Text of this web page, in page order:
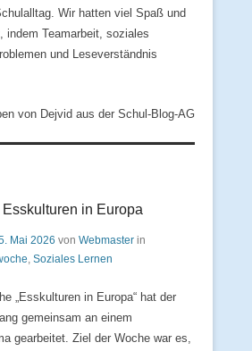
Wir hatten viel Spaß und
indem Teamarbeit, soziales
und Leseverständnis
von Dejvid aus der Schul-Blog-AG
in Europa
Mai 2026 von Webmaster in
, Soziales Lernen
„Esskulturen in Europa“ hat der
gemeinsam an einem
gearbeitet. Ziel der Woche war es,